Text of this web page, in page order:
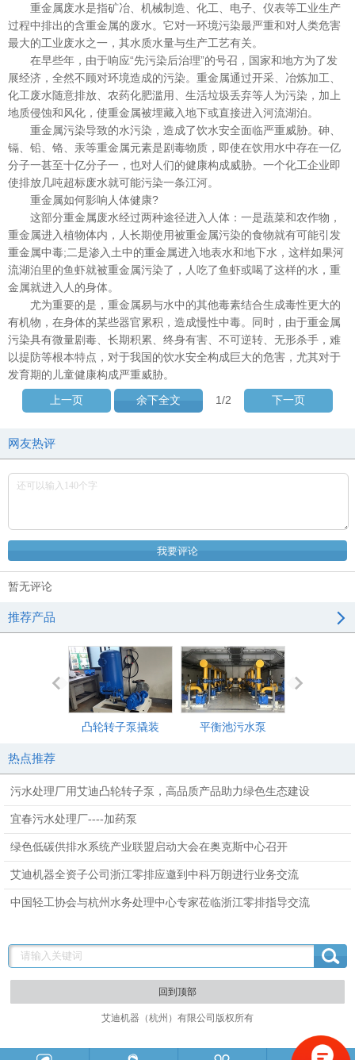
重金属废水是指矿冶、机械制造、化工、电子、仪表等工业生产
过程中排出的含重金属的废水。它对一环境污染最严重和对人类危害
最大的工业废水之一，其水质水量与生产工艺有关。
在早些年，由于响应“先污染后治理”的号召，国家和地方为了发
展经济，全然不顾对环境造成的污染。重金属通过开采、冶炼加工、
化工废水随意排放、农药化肥滥用、生活垃圾丢弃等人为污染，加上
地质侵蚀和风化，使重金属被埋藏入地下或直接进入河流湖泊。
重金属污染导致的水污染，造成了饮水安全面临严重威胁。砷、
镉、铅、铬、汞等重金属元素是剧毒物质，即使在饮用水中存在一亿
分子一甚至十亿分子一，也对人们的健康构成威胁。一个化工企业即
使排放几吨超标废水就可能污染一条江河。
重金属如何影响人体健康?
这部分重金属废水经过两种途径进入人体：一是蔬菜和农作物，
重金属进入植物体内，人长期使用被重金属污染的食物就有可能引发
重金属中毒;二是渗入土中的重金属进入地表水和地下水，这样如果河
流湖泊里的鱼虾就被重金属污染了，人吃了鱼虾或喝了这样的水，重
金属就进入人的身体。
尤为重要的是，重金属易与水中的其他毒素结合生成毒性更大的
有机物，在身体的某些器官累积，造成慢性中毒。同时，由于重金属
污染具有微量剧毒、长期积累、终身有害、不可逆转、无形杀手，难
以提防等根本特点，对于我国的饮水安全构成巨大的危害，尤其对于
发育期的儿童健康构成严重威胁。
上一页 余下全文 1/2 下一页
网友热评
暂无评论
推荐产品
凸轮转子泵撬装 平衡池污水泵
热点推荐
污水处理厂用艾迪凸轮转子泵，高品质产品助力绿色生态建设
宜春污水处理厂----加药泵
绿色低碳供排水系统产业联盟启动大会在奥克斯中心召开
艾迪机器全资子公司浙江零排应邀到中科万朗进行业务交流
中国轻工协会与杭州水务处理中心专家莅临浙江零排指导交流
回到顶部
艾迪机器（杭州）有限公司版权所有